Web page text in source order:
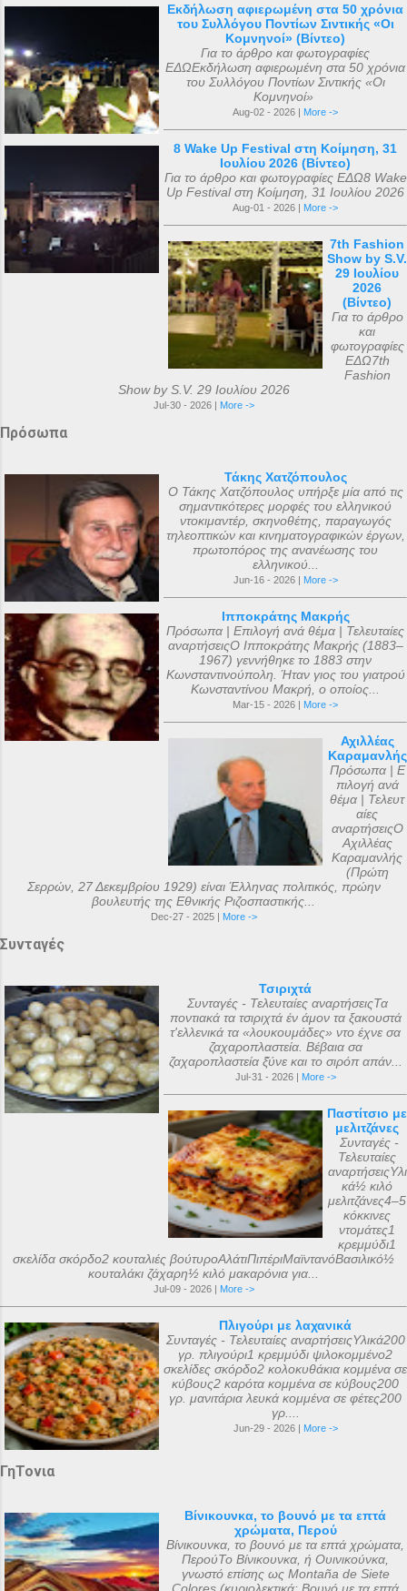
Εκδήλωση αφιερωμένη στα 50 χρόνια
του Συλλόγου Ποντίων Σιντικής «Οι
Κομνηνοί» (Βίντεο)
Για το άρθρο και φωτογραφίες
ΕΔΩΕκδήλωση αφιερωμένη στα 50 χρόνια
του Συλλόγου Ποντίων Σιντικής «Οι
Κομνηνοί»
Aug-02 - 2026 | More ->
8 Wake Up Festival στη Κοίμηση, 31
Ιουλίου 2026 (Βίντεο)
Για το άρθρο και φωτογραφίες ΕΔΩ8 Wake
Up Festival στη Κοίμηση, 31 Ιουλίου 2026
Aug-01 - 2026 | More ->
7th Fashion
Show by S.V.
29 Ιουλίου
2026
(Βίντεο)
Για το άρθρο
και
φωτογραφίες
ΕΔΩ7th
Fashion
Show by S.V. 29 Ιουλίου 2026
Jul-30 - 2026 | More ->
Πρόσωπα
Τάκης Χατζόπουλος
Ο Τάκης Χατζόπουλος υπήρξε μία από τις
σημαντικότερες μορφές του ελληνικού
ντοκιμαντέρ, σκηνοθέτης, παραγωγός
τηλεοπτικών και κινηματογραφικών έργων,
πρωτοπόρος της ανανέωσης του
ελληνικού...
Jun-16 - 2026 | More ->
Ιπποκράτης Μακρής
Πρόσωπα | Επιλογή ανά θέμα | Τελευταίες
αναρτήσειςΟ Ιπποκράτης Μακρής (1883–
1967) γεννήθηκε το 1883 στην
Κωνσταντινούπολη. Ήταν γιος του γιατρού
Κωνσταντίνου Μακρή, ο οποίος...
Mar-15 - 2026 | More ->
Αχιλλέας
Καραμανλής
Πρόσωπα | Ε
πιλογή ανά
θέμα | Τελευτ
αίες
αναρτήσειςΟ
Αχιλλέας
Καραμανλής
(Πρώτη
Σερρών, 27 Δεκεμβρίου 1929) είναι Έλληνας πολιτικός, πρώην
βουλευτής της Εθνικής Ριζοσπαστικής...
Dec-27 - 2025 | More ->
Συνταγές
Τσιριχτά
Συνταγές - Τελευταίες αναρτήσειςΤα
ποντιακά τα τσιριχτά έν άμον τα ξακουστά
τ'ελλενικά τα «λουκουμάδες» ντο έχνε σα
ζαχαροπλαστεία. Βέβαια σα
ζαχαροπλαστεία ξ̌ύνε και το σιρόπ απάν...
Jul-31 - 2026 | More ->
Παστίτσιο με
μελιτζάνες
Συνταγές -
Τελευταίες
αναρτήσειςΥλι
κά½ κιλό
μελιτζάνες4–5
κόκκινες
ντομάτες1
κρεμμύδι1
σκελίδα σκόρδο2 κουταλιές βούτυροΑλάτιΠιπέριΜαϊντανόΒασιλικό½
κουταλάκι ζάχαρη½ κιλό μακαρόνια για...
Jul-09 - 2026 | More ->
Πλιγούρι με λαχανικά
Συνταγές - Τελευταίες αναρτήσειςΥλικά200
γρ. πλιγούρι1 κρεμμύδι ψιλοκομμένο2
σκελίδες σκόρδο2 κολοκυθάκια κομμένα σε
κύβους2 καρότα κομμένα σε κύβους200
γρ. μανιτάρια λευκά κομμένα σε φέτες200
γρ....
Jun-29 - 2026 | More ->
ΓηΤονια
Βίνικουνκα, το βουνό με τα επτά
χρώματα, Περού
Βίνικουνκα, το βουνό με τα επτά χρώματα,
ΠερούΤο Βίνικουνκα, ή Ουινικούνκα,
γνωστό επίσης ως Montaña de Siete
Colores (κυριολεκτικά: Βουνό με τα επτά